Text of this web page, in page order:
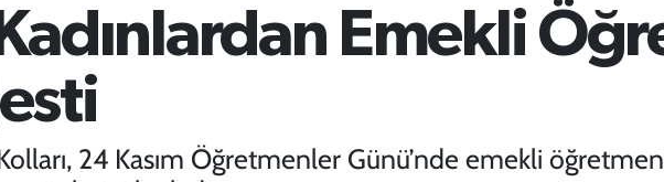
Emekli
24 Kasım Öğretmenler Günü’nde emekli